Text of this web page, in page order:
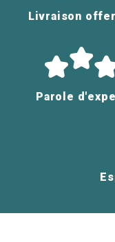
Livraison
Parole